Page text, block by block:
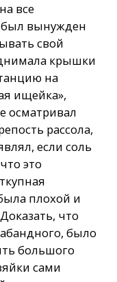
все
был вынужден
свой
крышки
на
ищейка»,
осматривал
рассола,
если соль
это
плохой и
что
было
большого
сами